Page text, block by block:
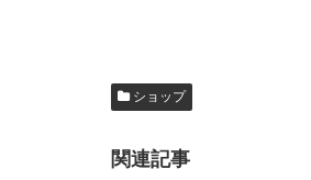
ショップ
関連記事